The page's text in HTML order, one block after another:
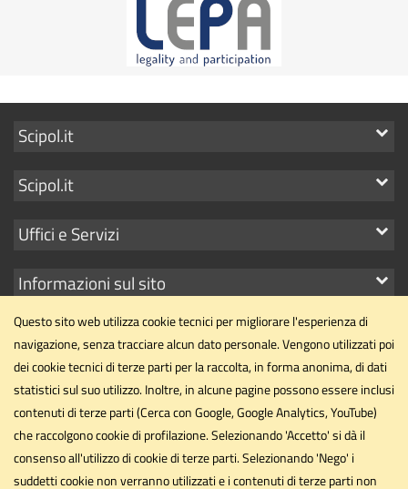
Mostra
link
Scipol.it
Mostra
link
Scipol.it
Mostra
link
Uffici e Servizi
Mostra
link
Informazioni sul sito
Dipartimento di Scienze Politiche
Università degli Studi di Perugia
Via Pascoli, 20 - 06123 - Perugia
Email
dipartimento.scipol@unipg.it
Questo sito web utilizza cookie tecnici per migliorare l'esperienza di
navigazione, senza tracciare alcun dato personale. Vengono utilizzati poi
dei cookie tecnici di terze parti per la raccolta, in forma anonima, di dati
statistici sul suo utilizzo. Inoltre, in alcune pagine possono essere inclusi
contenuti di terze parti (Cerca con Google, Google Analytics, YouTube)
che raccolgono cookie di profilazione. Selezionando 'Accetto' si dà il
consenso all'utilizzo di cookie di terze parti. Selezionando 'Nego' i
suddetti cookie non verranno utilizzati e i contenuti di terze parti non